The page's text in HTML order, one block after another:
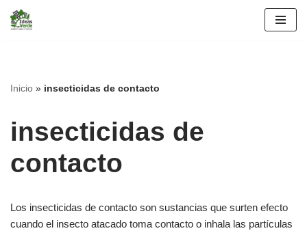
Inicio » insecticidas de contacto
insecticidas de
contacto
Los insecticidas de contacto son sustancias que surten efecto
cuando el insecto atacado toma contacto o inhala las partículas